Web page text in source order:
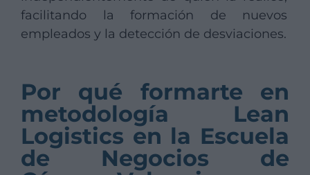
facilitando la formación de nuevos
empleados y la detección de desviaciones.
Por qué formarte en
metodología Lean
Logistics en la Escuela
de Negocios de